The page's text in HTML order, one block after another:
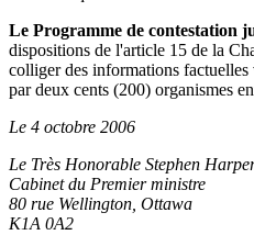
Le Programme de contestation
dispositions de l'article 15 de la
colliger des informations factuelles
par deux cents (200) organismes
Le 4 octobre 2006
Le Très Honorable Stephen
Cabinet du Premier ministre
80 rue Wellington, Ottawa
K1A 0A2